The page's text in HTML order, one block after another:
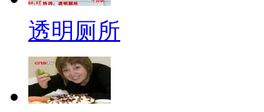
真心伤不起啊有木有？
娱乐圈的男女恋情一旦走到
门”。秘恋已久的邱泽和唐嫣
有媒体爆料，邱泽背着唐嫣与
透明厕所